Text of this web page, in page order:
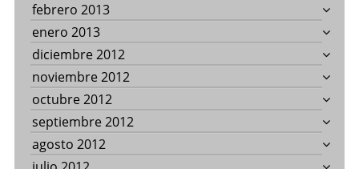
febrero 2013
enero 2013
diciembre 2012
noviembre 2012
octubre 2012
septiembre 2012
agosto 2012